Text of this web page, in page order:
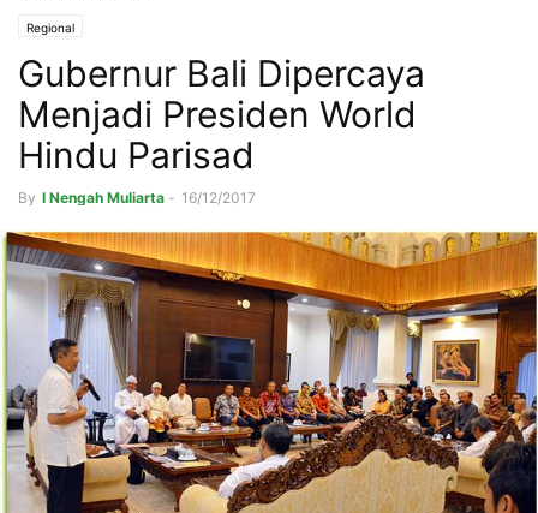
Regional
Gubernur Bali Dipercaya
Menjadi Presiden World
Hindu Parisad
By I Nengah Muliarta - 16/12/2017